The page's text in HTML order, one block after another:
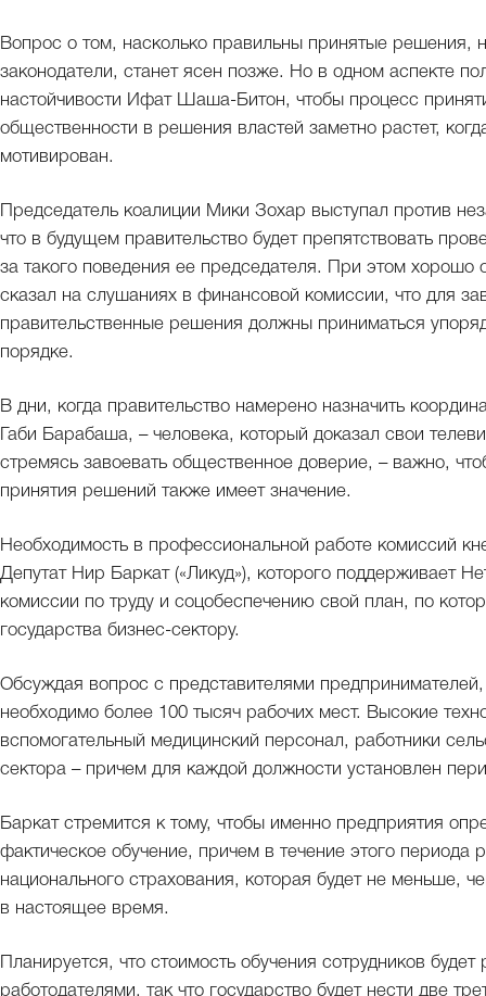
Вопрос о том, насколько правильны принятые
законодатели, станет ясен позже. Но в одном аспекте
настойчивости Ифат Шаша-Битон, чтобы процесс
общественности в решения властей заметно растет,
мотивирован.
Председатель коалиции Мики Зохар выступал против
что в будущем правительство будет препятствовать
за такого поведения ее председателя. При этом хорошо
сказал на слушаниях в финансовой комиссии, что для
правительственные решения должны приниматься
порядке.
В дни, когда правительство намерено назначить
Габи Барабаша, – человека, который доказал свои
стремясь завоевать общественное доверие, – важно,
принятия решений также имеет значение.
Необходимость в профессиональной работе комиссий
Депутат Нир Баркат («Ликуд»), которого поддерживает
комиссии по труду и соцобеспечению свой план, по
государства бизнес-сектору.
Обсуждая вопрос с представителями
необходимо более 100 тысяч рабочих мест. Высокие
вспомогательный медицинский персонал, работники
сектора – причем для каждой должности установлен
Баркат стремится к тому, чтобы именно предприятия
фактическое обучение, причем в течение этого периода
национального страхования, которая будет не меньше,
в настоящее время.
Планируется, что стоимость обучения сотрудников
работодателями, так что государство будет нести две